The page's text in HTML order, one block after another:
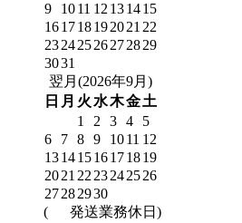
9
1011 12 131415
161718192021 22
23242526272829
3031
翌月(2026年9月)
日 月 火 水木金土
1
2 3 4
5
6
7 8 9 1011 12
13141516171819
2021 22 23242526
27282930
(
発送業務休日)